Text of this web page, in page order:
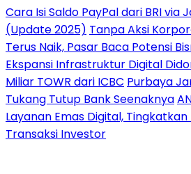
Cara Isi Saldo PayPal dari BRI via
(Update 2025) Tanpa Aksi
Terus Naik, Pasar Baca Potensi
Ekspansi Infrastruktur Digital
Miliar TOWR dari ICBC Purbaya
Tukang Tutup Bank Seenaknya
Layanan Emas Digital,
Transaksi Investor